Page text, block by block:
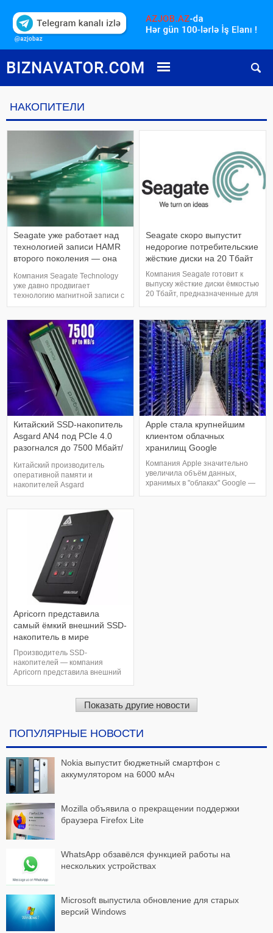
НАКОПИТЕЛИ
Seagate уже работает над
технологией записи HAMR
второго поколения — она
объёмом 30 Тбайт
Компания Seagate Technology
уже давно продвигает
технологию магнитной записи с
подогревом (HAMR), которая
кратковременный нагрев
участка магнитной пластины
перед записью информации.
Она даже наладила поставки
образцов соответствующих
жёстких дисков партиями в
несколько тысяч штук, но
широко
Seagate скоро выпустит
недорогие потребительские
жёсткие диски на 20 Тбайт
Компания Seagate готовит к
выпуску жёсткие диски ёмкостью
20 Тбайт, предназначенные для
использоваться технологии
перпендикулярной (PMR) и
черепичной (SMR) магнитной
записи, благодаря которым
обеспечивается меньшая
себестоимость в сравнении с
технологие
Китайский SSD-накопитель
Asgard AN4 под PCIe 4.0
разогнался до 7500 Мбайт/
Китайский производитель
оперативной памяти и
накопителей Asgard
анонсировал свой первый SSD-
По скорости работы модель с
индексом AN4 с лёгкостью
может потягаться с лучшими
предложениями на рынке.
Накопитель Asgard AN4
работает на базе контроллера
Innogrit IG5236 Rainier
Apple стала крупнейшим
клиентом облачных
хранилищ Google
Компания Apple значительно
увеличила объём данных,
хранимых в "облаках" Google —
Apricorn представила
самый ёмкий внешний SSD-
накопитель в мире
Производитель SSD-
накопителей — компания
Apricorn представила внешний
Тбайт является самым
"вместительным" портативным
отрасли. Как и все продукты
Fortress L3 SSD обеспечивают
аппаратно
Показать другие новости
ПОПУЛЯРНЫЕ НОВОСТИ
Nokia выпустит бюджетный смартфон с
аккумулятором на 6000 мАч
Mozilla объявила о прекращении поддержки
браузера Firefox Lite
WhatsApp обзавёлся функцией работы на
нескольких устройствах
Microsoft выпустила обновление для старых
версий Windows